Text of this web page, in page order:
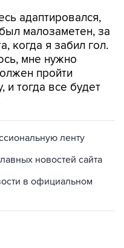
адаптировался,
малозаметен, за
когда я забил гол.
мне нужно
пройти
и тогда все будет
ленту
новостей сайта
в официальном